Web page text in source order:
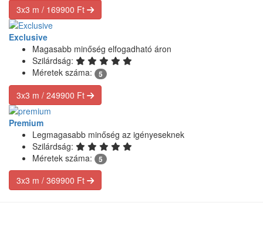
3x3 m / 169900 Ft
Exclusive
Magasabb minőség elfogadható áron
Szilárdság:
Méretek száma:
5
3x3 m / 249900 Ft
Premium
Legmagasabb minőség az igényeseknek
Szilárdság:
Méretek száma:
5
3x3 m / 369900 Ft